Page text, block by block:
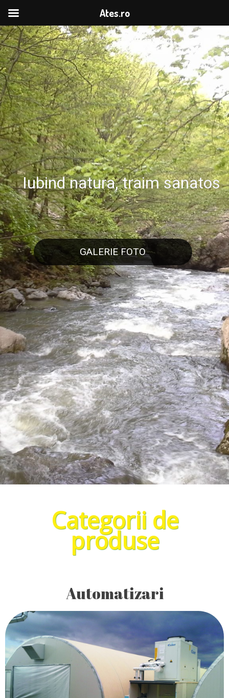
GALERIE FOTO
Iubind natura, traim sanatos
Categorii de
produse
Automatizari
Sisteme de irigaţii pentru culturi de câmp, viticultură,
pomicultură.
Echipamente pentru meteorologie şi
hidrologie.
Echipamente şi automatizări pentru industria
Ates.ro